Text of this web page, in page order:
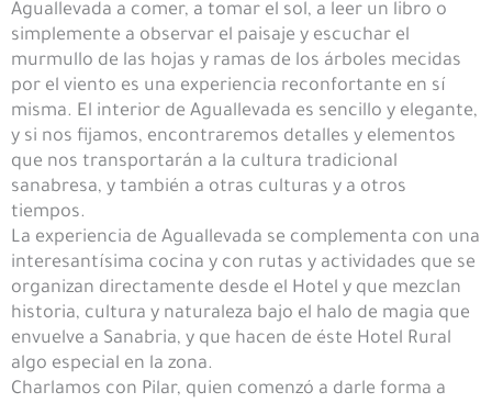
Aguallevada a comer, a tomar el sol, a leer un libro o
simplemente a observar el paisaje y escuchar el
murmullo de las hojas y ramas de los árboles mecidas
por el viento es una experiencia reconfortante en sí
misma. El interior de Aguallevada es sencillo y elegante,
y si nos fijamos, encontraremos detalles y elementos
que nos transportarán a la cultura tradicional
sanabresa, y también a otras culturas y a otros
tiempos.
La experiencia de Aguallevada se complementa con una
interesantísima cocina y con rutas y actividades que se
organizan directamente desde el Hotel y que mezclan
historia, cultura y naturaleza bajo el halo de magia que
envuelve a Sanabria, y que hacen de éste Hotel Rural
algo especial en la zona.
Charlamos con Pilar, quien comenzó a darle forma a